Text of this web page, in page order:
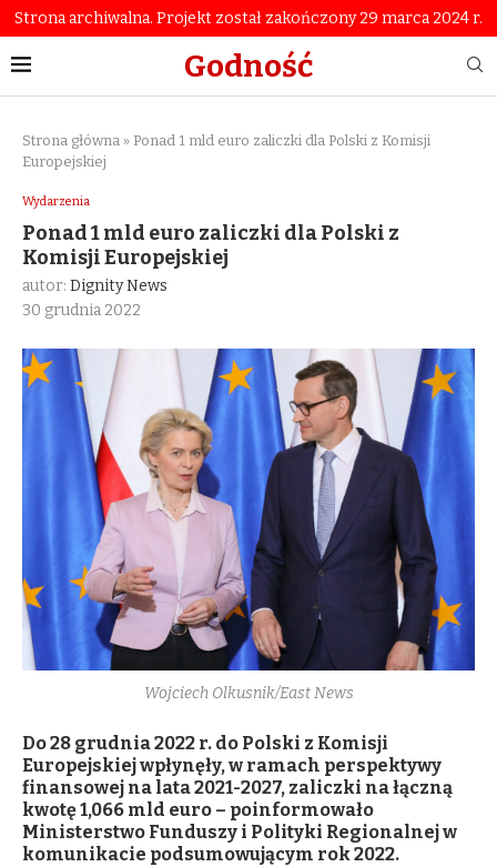
Strona archiwalna. Projekt został zakończony 29 marca 2024 r.
Godność
Strona główna » Ponad 1 mld euro zaliczki dla Polski z Komisji
Europejskiej
Wydarzenia
Ponad 1 mld euro zaliczki dla Polski z
Komisji Europejskiej
autor: Dignity News
30 grudnia 2022
Wojciech Olkusnik/East News
Do 28 grudnia 2022 r. do Polski z Komisji
Europejskiej wpłynęły, w ramach perspektywy
finansowej na lata 2021-2027, zaliczki na łączną
kwotę 1,066 mld euro – poinformowało
Ministerstwo Funduszy i Polityki Regionalnej w
komunikacie podsumowującym rok 2022.